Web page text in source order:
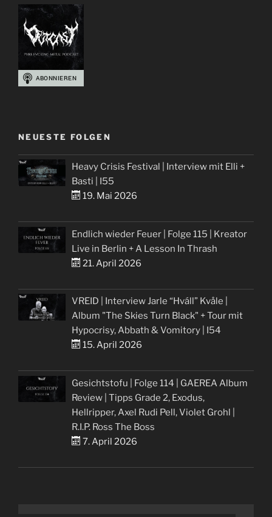
NEUESTE FOLGEN
Heavy Crisis Festival | Interview mit Elli +
Basti | I55
19. Mai 2026
Endlich wieder Feuer | Folge 115 | Kreator
Live in Berlin + A Lesson In Thrash
21. April 2026
VREID | Interview Jarle “Hváll” Kvåle |
Album "The Skies Turn Black" + Tour mit
Hypocrisy, Abbath & Vomitory | I54
15. April 2026
Gesichtstofu | Folge 114 | GAEREA Album
Review | Tipps Grade 2, Exodus,
Hellripper, Axel Rudi Pell, Violet Grohl |
R.I.P. Ross The Boss
7. April 2026